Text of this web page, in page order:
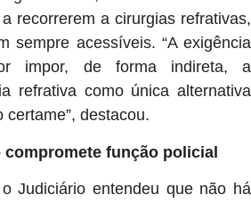
recorrerem a cirurgias refrativas,
sempre acessíveis. “A exigência
impor, de forma indireta, a
refrativa como única alternativa
destacou.
função policial
Judiciário entendeu que não há